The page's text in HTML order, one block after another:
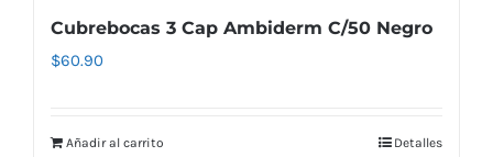
Cubrebocas 3 Cap Ambiderm C/50 Negro
$60.90
Añadir al carrito Detalles